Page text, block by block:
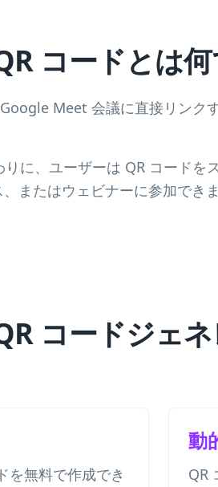
コードとは
Meet 会議に直接リンク
に、ユーザーは QR コード
またはウェビナーに参加できま
コードジェ
を無料で作成でき
動
QR